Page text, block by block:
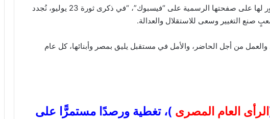
وقالت السيدة انتصار السيسي، في منشور لها على صفحتها الرسمية على “فيسبوك”، “في ذكرى ثورة 23 يوليو، نُجدد
صنع التغيير وسعى للاستقلال والعدالة.
من أجل الحاضر، والأمل في مستقبل يليق بمصر وأبنائها، كل عام
الرأى العام المصرى )، تغطية ورصدًا مستمرًّا على